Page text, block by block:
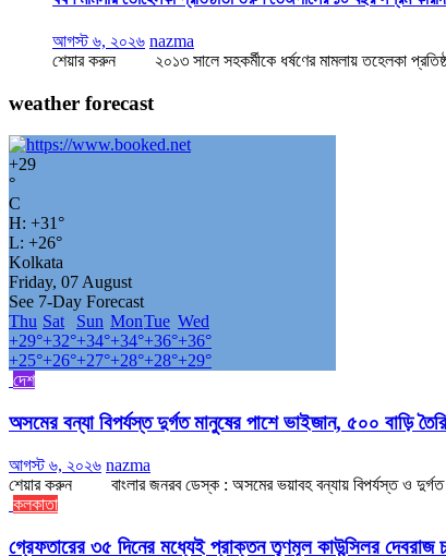
আগস্ট ৬, ২০২৬ nazma
শেয়ার করুন ২০১৩ সালে সহকর্মীকে ধর্ষণের মামলায় তহেলকা
weather forecast
+29
°
C
H: +31°
L: +26°
Kolkata
Friday, 07 August
See 7-Day Forecast
Thu Sat Sun MonTue Wed
+29°+32°+34°+34°+36°+36°
+25°+26°+27°+28°+28°+29°
দেশ
অসমের বন্যা বিপর্যস্ত দুর্গত মানুষের পাশে ভাইজান, ৫০০ বাড়ি
আগস্ট ৬, ২০২৬ nazma
শেয়ার করুন বাংলার জনরব ডেস্ক : অসমের ভয়াবহ বন্যায় বিপর্যস্ত ও দুর্গত
কলকাতা
গ্রেফতারের ৩৫ দিনের মধ্যেই প্রাক্তন তৃণমূল কাউন্সিলর দেবরাজ